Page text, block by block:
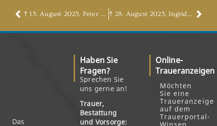
† 15. August 2025, Peter Meyer † 28. August 2025, Ingrid Paulsen, geb. van den Berg
Das
Haben Sie
Fragen?
Sprechen Sie
uns gerne an!
Trauer,
Bestattung
und Vorsorge:
Online-
Traueranzeigen
Möchten
Sie eine
Traueranzeige
auf dem
Trauerportal-